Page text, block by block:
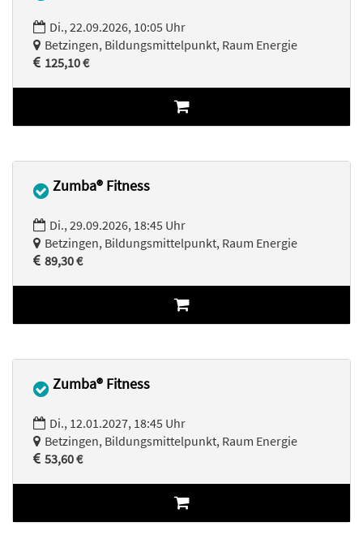
Di., 22.09.2026, 10:05 Uhr
Betzingen, Bildungsmittelpunkt, Raum Energie
125,10 €
Zumba® Fitness
Di., 29.09.2026, 18:45 Uhr
Betzingen, Bildungsmittelpunkt, Raum Energie
89,30 €
Zumba® Fitness
Di., 12.01.2027, 18:45 Uhr
Betzingen, Bildungsmittelpunkt, Raum Energie
53,60 €